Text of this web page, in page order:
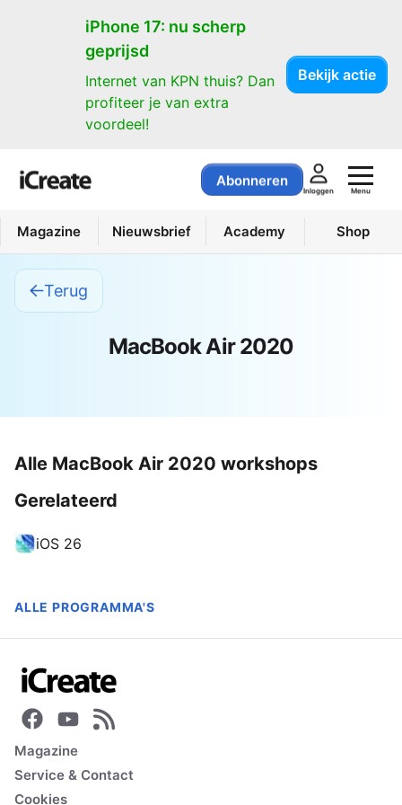
iPhone 17: nu scherp
geprijsd
Internet van KPN thuis? Dan
profiteer je van extra
voordeel!
Bekijk actie
Abonneren
Inloggen Menu
Magazine Nieuwsbrief Academy Shop
Terug
MacBook Air 2020
Gerelateerd
iOS 26
ALLE PROGRAMMA'S
Alle MacBook Air 2020 workshops
Magazine
Service & Contact
Cookies